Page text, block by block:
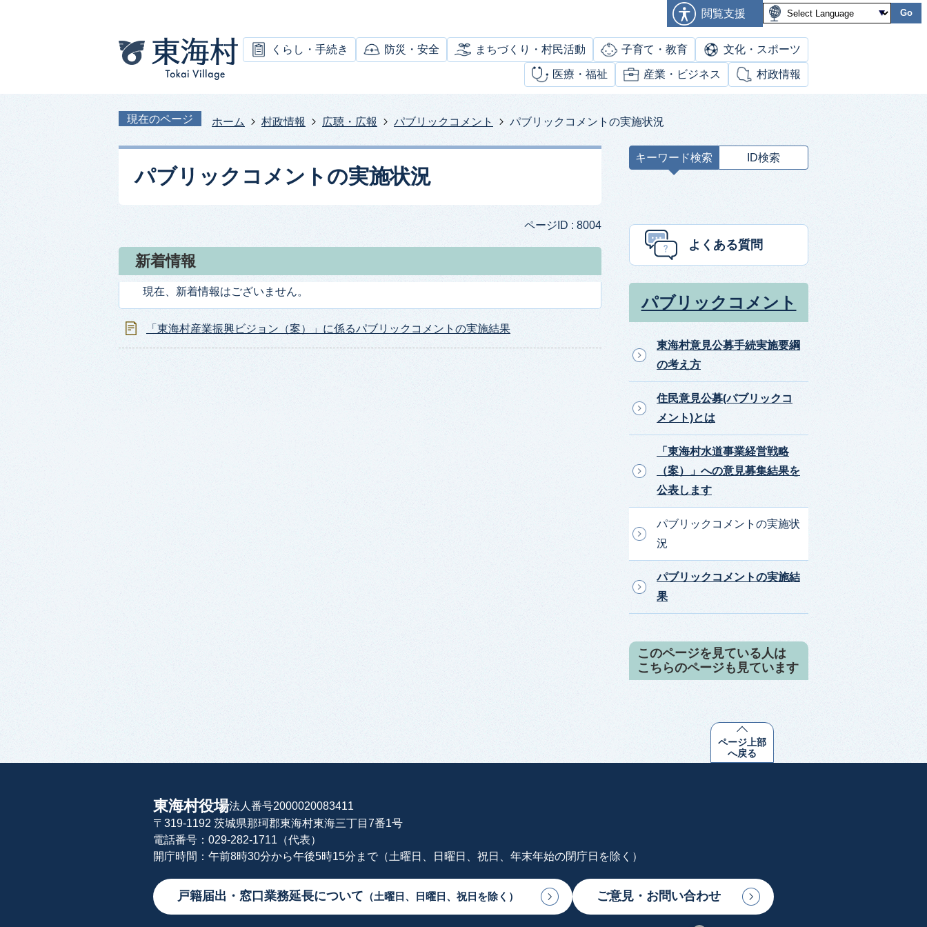
閲覧支援 Go
くらし・手続き 防災・安全 まちづくり・村民活動 子育て・教育 文化・スポーツ
医療・福祉 産業・ビジネス 村政情報
現在のページ ホーム 村政情報 広聴・広報 パブリックコメント パブリックコメントの実施状況
パブリックコメントの実施状況
ページID : 8004
新着情報
現在、新着情報はございません。
「東海村産業振興ビジョン（案）」に係るパブリックコメントの実施結果
キーワード検索 ID検索
ー
よくある質問
パブリックコメント
東海村意見公募手続実施要綱
の考え方
住民意見公募(パブリックコ
メント)とは
「東海村水道事業経営戦略
（案）」への意見募集結果を
公表します
パブリックコメントの実施状
況
パブリックコメントの実施結
果
このページを見ている人は
こちらのページも見ています
ページ上部
へ戻る
東海村役場法人番号2000020083411
〒319-1192 茨城県那珂郡東海村東海三丁目7番1号
電話番号：029-282-1711（代表）
開庁時間：午前8時30分から午後5時15分まで（土曜日、日曜日、祝日、年末年始の閉庁日を除く）
戸籍届出・窓口業務延長について （土曜日、日曜日、祝日を除く） ご意見・お問い合わせ